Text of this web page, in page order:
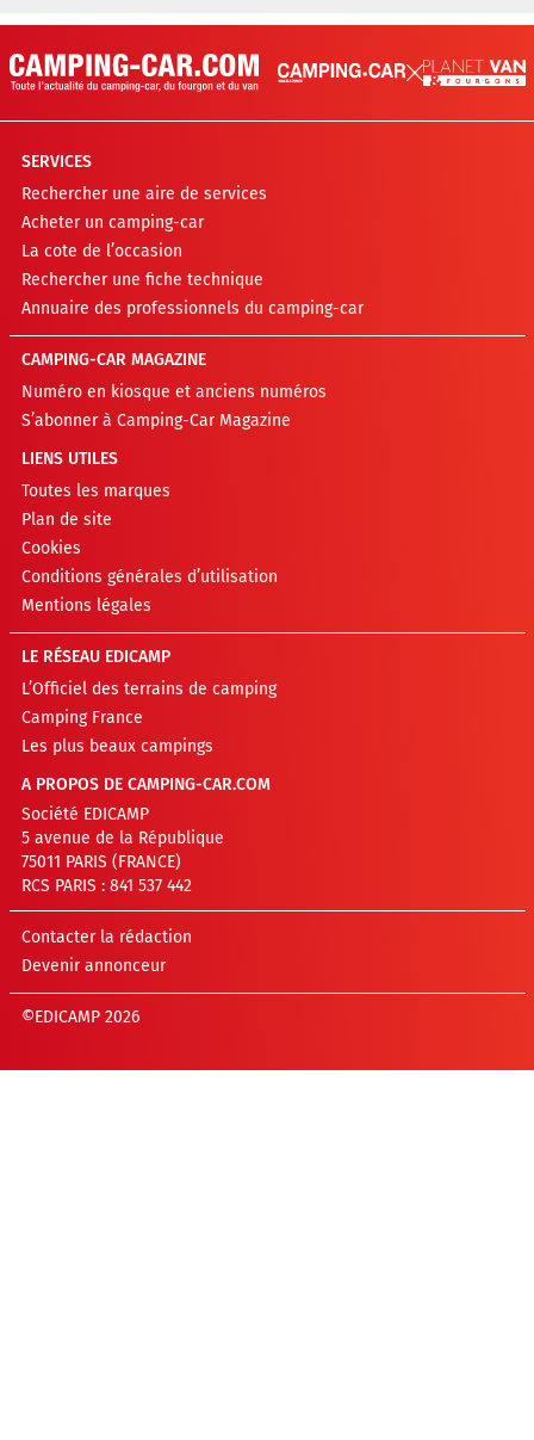
SERVICES
Rechercher une aire de services
Acheter un camping-car
La cote de l’occasion
Rechercher une fiche technique
Annuaire des professionnels du camping-car
CAMPING-CAR MAGAZINE
Numéro en kiosque et anciens numéros
S’abonner à Camping-Car Magazine
LIENS UTILES
Toutes les marques
Plan de site
Cookies
Conditions générales d’utilisation
Mentions légales
LE RÉSEAU EDICAMP
L’Officiel des terrains de camping
Camping France
Les plus beaux campings
A PROPOS DE CAMPING-CAR.COM
Société EDICAMP
5 avenue de la République
75011 PARIS (FRANCE)
RCS PARIS : 841 537 442
Contacter la rédaction
Devenir annonceur
©EDICAMP 2026